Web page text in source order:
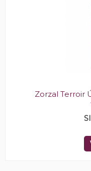
Zorzal Terroir